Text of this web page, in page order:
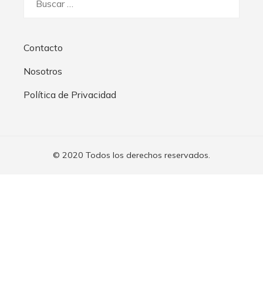
Contacto
Nosotros
Política de Privacidad
© 2020 Todos los derechos reservados.